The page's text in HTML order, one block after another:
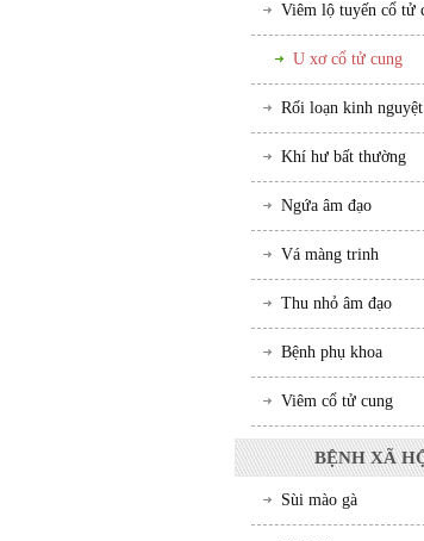
Viêm lộ tuyến cổ tử
U xơ cổ tử cung
Rối loạn kinh nguyệt
Khí hư bất thường
Ngứa âm đạo
Vá màng trinh
Thu nhỏ âm đạo
Bệnh phụ khoa
Viêm cổ tử cung
BỆNH XÃ
Sùi mào gà